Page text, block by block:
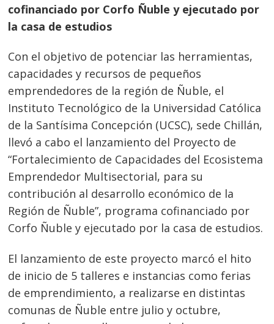
cofinanciado por Corfo Ñuble y ejecutado por
la casa de estudios
Con el objetivo de potenciar las herramientas,
capacidades y recursos de pequeños
emprendedores de la región de Ñuble, el
Instituto Tecnológico de la Universidad Católica
de la Santísima Concepción (UCSC), sede Chillán,
llevó a cabo el lanzamiento del Proyecto de
“Fortalecimiento de Capacidades del Ecosistema
Emprendedor Multisectorial, para su
contribución al desarrollo económico de la
Región de Ñuble”, programa cofinanciado por
Corfo Ñuble y ejecutado por la casa de estudios.
El lanzamiento de este proyecto marcó el hito
de inicio de 5 talleres e instancias como ferias
de emprendimiento, a realizarse en distintas
comunas de Ñuble entre julio y octubre,